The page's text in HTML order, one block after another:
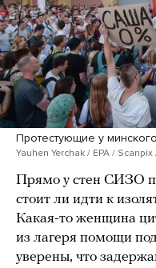
Протестующие у
Yauhen Yerchak / EPA / Scanpix
Прямо у стен СИЗО
стоит ли идти к
Какая-то женщина
из лагеря помощи
уверены, что